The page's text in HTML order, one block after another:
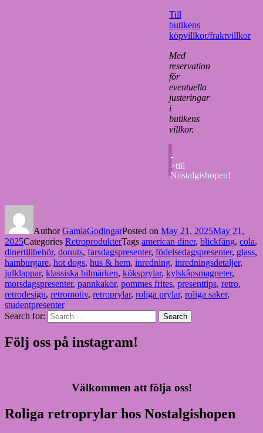
Till
butikens
köpvillkor/fraktvillkor
Med
reservation
för
eventuella
justeringar
i
butikens
villkor.
-
>till
Nostalgishopen!
AuthorGamlaGodingarPosted on May 21, 2025May 21,
2025Categories RetroprodukterTags american diner, blickfång, cola,
dinertillbehör, donuts, farsdagspresenter, födelsedagspresenter, glass,
hamburgare, hot dogs, hus & hem, inredning, inredningsdetaljer,
julklappar, klassiska bilmärken, köksprylar, kylskåpsmagneter,
morsdagspresenter, pannkakor, pommes frites, presenttips, retro,
retrodesign, retromotiv, retroprylar, roliga prylar, roliga saker,
studentpresenter
Search for:
Search
Följ oss på instagram!
Välkommen att följa oss!
Roliga retroprylar hos Nostalgishopen